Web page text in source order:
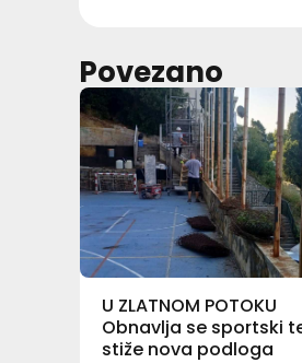
Povezano
U ZLATNOM POTOKU
Obnavlja se sportski
stiže nova podloga